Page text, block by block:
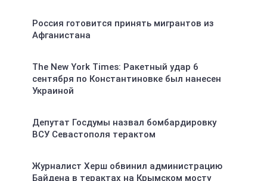
Россия готовится принять мигрантов из
Афганистана
The New York Times: Ракетный удар 6
сентября по Константиновке был нанесен
Украиной
Депутат Госдумы назвал бомбардировку
ВСУ Севастополя терактом
Журналист Херш обвинил администрацию
Байдена в терактах на Крымском мосту